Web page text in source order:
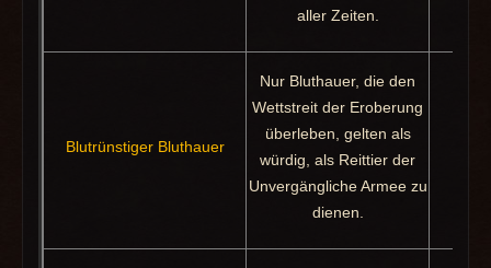
aller Zeiten.
Blutrünstiger Bluthauer
Nur Bluthauer, die den
Wettstreit der Eroberung
überleben, gelten als
würdig, als Reittier der
Unvergängliche Armee zu
dienen.